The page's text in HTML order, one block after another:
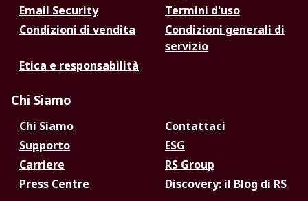
Email Security
Termini d'uso
Condizioni di vendita
Condizioni generali di
servizio
Etica e responsabilità
Chi Siamo
Chi Siamo
Contattaci
Supporto
ESG
Carriere
RS Group
Press Centre
Discovery: il Blog di RS